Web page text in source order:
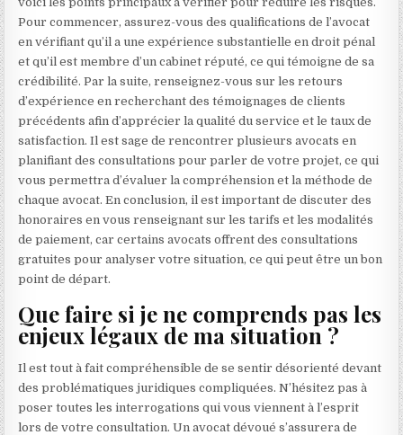
Pour commencer, assurez-vous des qualifications de l’avocat
en vérifiant qu’il a une expérience substantielle en droit pénal
et qu’il est membre d’un cabinet réputé, ce qui témoigne de sa
crédibilité. Par la suite, renseignez-vous sur les retours
d’expérience en recherchant des témoignages de clients
précédents afin d’apprécier la qualité du service et le taux de
satisfaction. Il est sage de rencontrer plusieurs avocats en
planifiant des consultations pour parler de votre projet, ce qui
vous permettra d’évaluer la compréhension et la méthode de
chaque avocat. En conclusion, il est important de discuter des
honoraires en vous renseignant sur les tarifs et les modalités
de paiement, car certains avocats offrent des consultations
gratuites pour analyser votre situation, ce qui peut être un bon
point de départ.
Que faire si je ne comprends pas les
enjeux légaux de ma situation ?
Il est tout à fait compréhensible de se sentir désorienté devant
des problématiques juridiques compliquées. N’hésitez pas à
poser toutes les interrogations qui vous viennent à l’esprit
lors de votre consultation. Un avocat dévoué s’assurera de